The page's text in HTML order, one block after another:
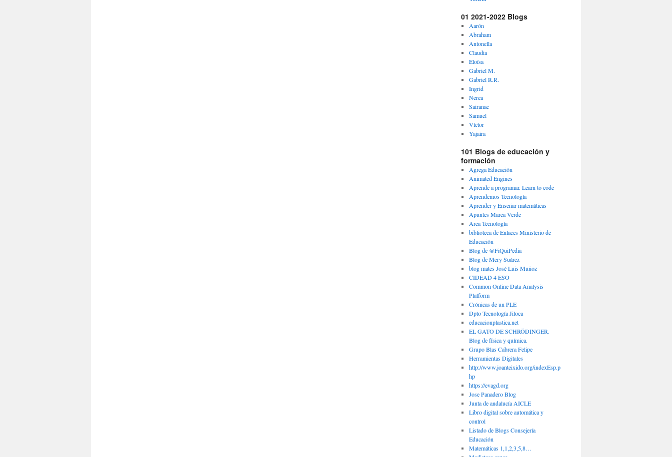
01 2021-2022 Blogs
Aarón
Abraham
Antonella
Claudia
Eloísa
Gabriel M.
Gabriel R.R.
Ingrid
Nerea
Sairanac
Samuel
Víctor
Yajaira
101 Blogs de educación y
formación
Agrega Educación
Animated Engines
Aprende a programar. Learn to code
Aprendemos Tecnología
Aprender y Enseñar matemáticas
Apuntes Marea Verde
Area Tecnología
biblioteca de Enlaces Ministerio de
Educación
Blog de @FiQuiPedia
Blog de Mery Suárez
blog mates José Luis Muñoz
CIDEAD 4 ESO
Common Online Data Analysis
Platform
Crónicas de un PLE
Dpto Tecnología Jiloca
educacionplastica.net
EL GATO DE SCHRÖDINGER.
Blog de física y química.
Grupo Blas Cabrera Felipe
Herramientas Digitales
http://www.joanteixido.org/indexEsp.p
hp
https://evagd.org
Jose Panadero Blog
Junta de andalucía AICLE
Libro digital sobre automática y
control
Listado de Blogs Consejería
Educación
Matemáticas 1,1,2,3,5,8…